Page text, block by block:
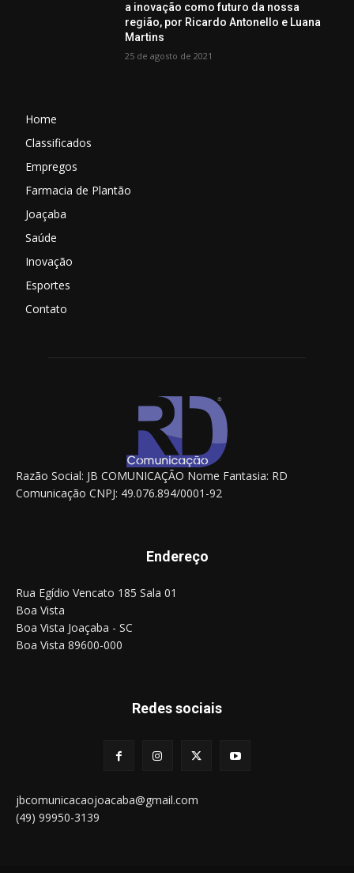
a inovação como futuro da nossa
região, por Ricardo Antonello e Luana
Martins
25 de agosto de 2021
Home
Classificados
Empregos
Farmacia de Plantão
Joaçaba
Saúde
Inovação
Esportes
Contato
Razão Social: JB COMUNICAÇÃO Nome Fantasia: RD
Comunicação CNPJ: 49.076.894/0001-92
Endereço
Rua Egídio Vencato 185 Sala 01
Boa Vista
Boa Vista Joaçaba - SC
Boa Vista 89600-000
Redes sociais
jbcomunicacaojoacaba@gmail.com
(49) 99950-3139